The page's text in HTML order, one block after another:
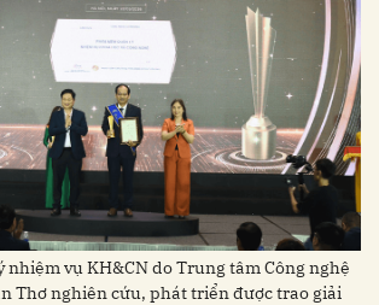
nhiệm vụ KH&CN do Trung tâm Công nghệ
Thơ nghiên cứu, phát triển được trao giải